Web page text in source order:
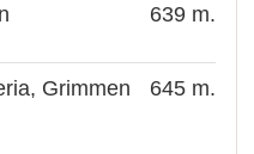
639 m.
Grimmen 645 m.